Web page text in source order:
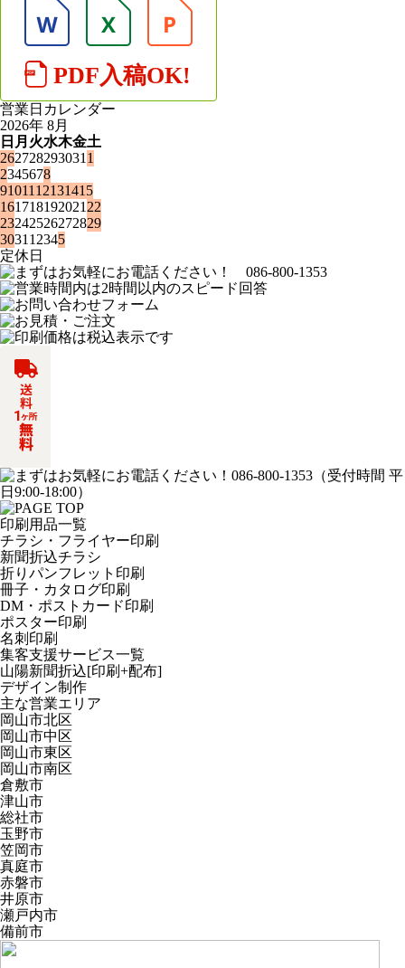
営業日カレンダー
2026年 8月
日 月 火水木金土
262728293031 1
2345678
91011 12131415
161718192021 22
23242526272829
3031 1 2345
定休日
印刷用品一覧
チラシ・フライヤー印刷
新聞折込チラシ
折りパンフレット印刷
冊子・カタログ印刷
DM・ポストカード印刷
ポスター印刷
名刺印刷
集客支援サービス一覧
山陽新聞折込[印刷+配布]
デザイン制作
主な営業エリア
岡山市北区
岡山市中区
岡山市東区
岡山市南区
倉敷市
津山市
総社市
玉野市
笠岡市
真庭市
赤磐市
井原市
瀬戸内市
備前市